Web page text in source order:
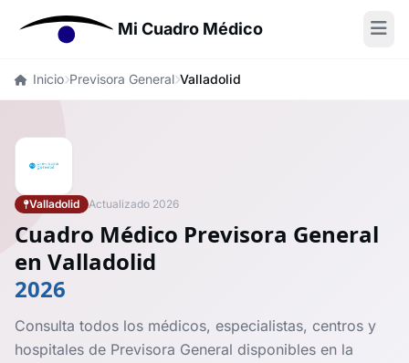
Mi Cuadro Médico
Inicio Previsora General Valladolid
Valladolid Actualizado 2026
Cuadro Médico Previsora General
en Valladolid
2026
Consulta todos los médicos, especialistas, centros y
hospitales de Previsora General disponibles en la